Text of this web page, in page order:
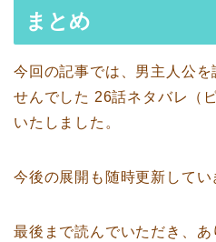
まとめ
今回の記事では、男主人公を
せんでした 26話ネタバレ（
いたしました。
今後の展開も随時更新してい
最後まで読んでいただき、